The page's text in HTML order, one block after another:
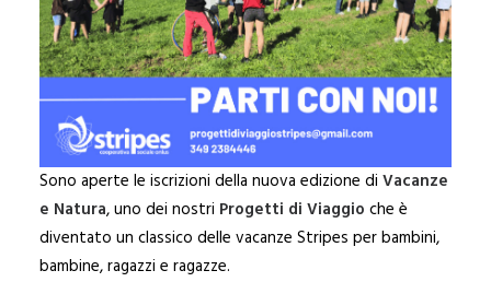
Sono aperte le iscrizioni della nuova edizione di Vacanze
e Natura, uno dei nostri Progetti di Viaggio che è
diventato un classico delle vacanze Stripes per bambini,
bambine, ragazzi e ragazze.